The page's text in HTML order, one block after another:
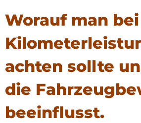
Worauf man
achten sollte
die
beeinflusst.